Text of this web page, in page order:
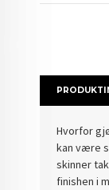
Hvorfor
kan være
skinner
finishen i